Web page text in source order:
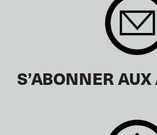
S’ABONNER